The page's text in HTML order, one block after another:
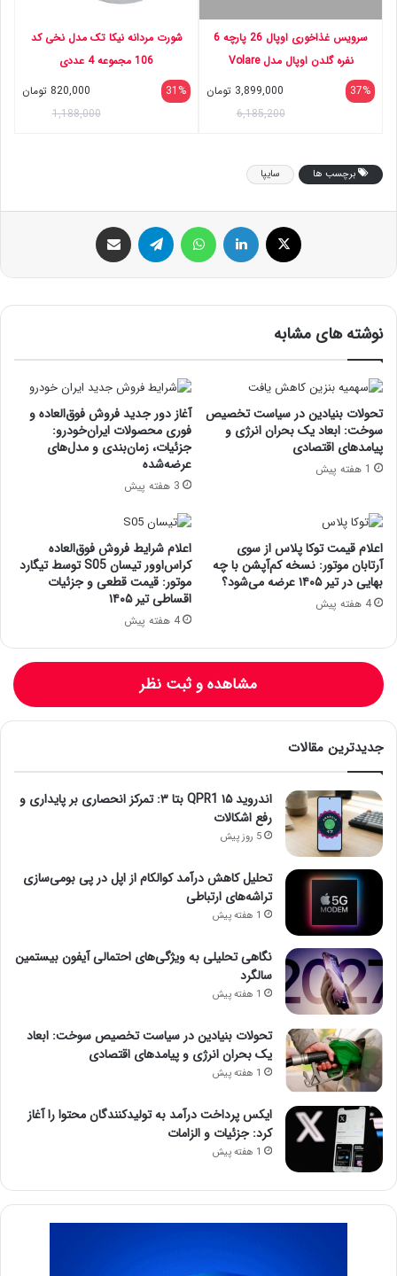
سرویس غذاخوری اوپال 26 پارچه 6
نفره گلدن اوپال مدل Volare
37%
3,899,000 تومان
6,185,200
شورت مردانه نیکا تک مدل نخی کد
106 مجموعه 4 عددی
31%
820,000 تومان
1,188,000
برچسب ها سایپا
ایکس لینکداین تلگرام
نوشته های مشابه
تحولات بنیادین در سیاست تخصیص
سوخت: ابعاد یک بحران انرژی و
پیامدهای اقتصادی
1 هفته پیش
آغاز دور جدید فروش فوق‌العاده و
فوری محصولات ایران‌خودرو:
جزئیات، زمان‌بندی و مدل‌های
عرضه‌شده
3 هفته پیش
اعلام قیمت توکا پلاس از سوی
آرتابان موتور: نسخه کم‌آپشن با چه
بهایی در تیر ۱۴۰۵ عرضه می‌شود؟
4 هفته پیش
اعلام شرایط فروش فوق‌العاده
کراس‌اوور تیسان S05 توسط تیگارد
موتور: قیمت قطعی و جزئیات
اقساطی تیر ۱۴۰۵
4 هفته پیش
مشاهده و ثبت نظر
جدیدترین مقالات
اندروید ۱۵ QPR1 بتا ۳: تمرکز انحصاری بر پایداری و
رفع اشکالات
5 روز پیش
تحلیل کاهش درآمد کوالکام از اپل در پی بومی‌سازی
تراشه‌های ارتباطی
1 هفته پیش
نگاهی تحلیلی به ویژگی‌های احتمالی آیفون بیستمین
سالگرد
1 هفته پیش
تحولات بنیادین در سیاست تخصیص سوخت: ابعاد
یک بحران انرژی و پیامدهای اقتصادی
1 هفته پیش
ایکس پرداخت درآمد به تولیدکنندگان محتوا را آغاز
کرد: جزئیات و الزامات
1 هفته پیش